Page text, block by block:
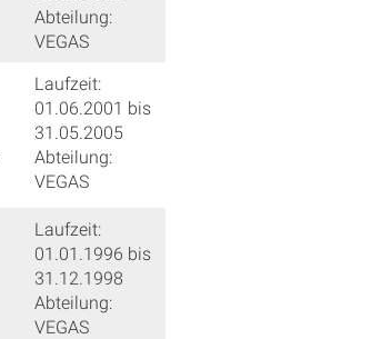
Abteilung:
VEGAS
Laufzeit:
01.06.2001 bis
31.05.2005
Abteilung:
VEGAS
Laufzeit:
01.01.1996 bis
31.12.1998
Abteilung:
VEGAS